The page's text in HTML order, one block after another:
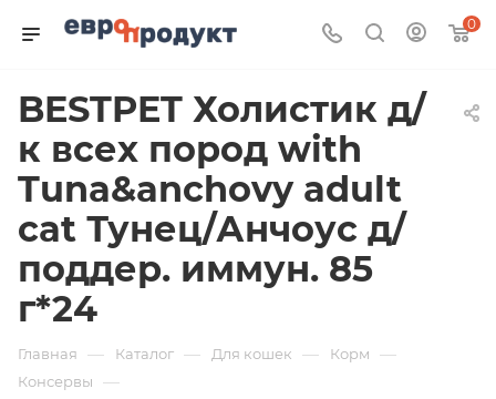
0
BESTPET Холистик д/
к всех пород with
Tuna&anchovy adult
cat Тунец/Анчоус д/
поддер. иммун. 85
г*24
Главная — Каталог — Для кошек — Корм —
Консервы —